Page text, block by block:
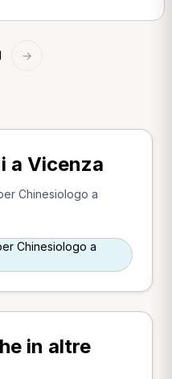
→
a Vicenza
Chinesiologo a
Chinesiologo a
in altre